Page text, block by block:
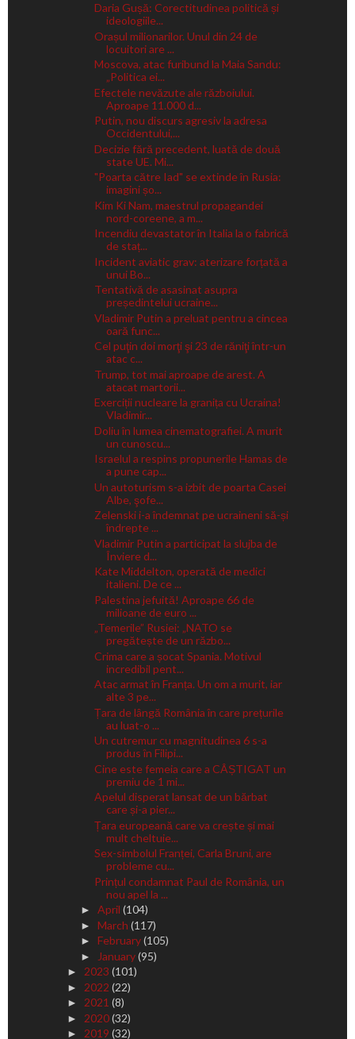
Daria Gușă: Corectitudinea politică și
ideologiile...
Orașul milionarilor. Unul din 24 de
locuitori are ...
Moscova, atac furibund la Maia Sandu:
„Politica ei...
Efectele nevăzute ale războiului.
Aproape 11.000 d...
Putin, nou discurs agresiv la adresa
Occidentului,...
Decizie fără precedent, luată de două
state UE. Mi...
"Poarta către Iad" se extinde în Rusia:
imagini șo...
Kim Ki Nam, maestrul propagandei
nord-coreene, a m...
Incendiu devastator în Italia la o fabrică
de staț...
Incident aviatic grav: aterizare forțată a
unui Bo...
Tentativă de asasinat asupra
președintelui ucraine...
Vladimir Putin a preluat pentru a cincea
oară func...
Cel puţin doi morţi şi 23 de răniţi într-un
atac c...
Trump, tot mai aproape de arest. A
atacat martorii...
Exerciții nucleare la granița cu Ucraina!
Vladimir...
Doliu în lumea cinematografiei. A murit
un cunoscu...
Israelul a respins propunerile Hamas de
a pune cap...
Un autoturism s-a izbit de poarta Casei
Albe, şofe...
Zelenski i-a îndemnat pe ucraineni să-și
îndrepte ...
Vladimir Putin a participat la slujba de
Înviere d...
Kate Middelton, operată de medici
italieni. De ce ...
Palestina jefuită! Aproape 66 de
milioane de euro ...
„Temerile” Rusiei: „NATO se
pregătește de un războ...
Crima care a șocat Spania. Motivul
incredibil pent...
Atac armat în Franța. Un om a murit, iar
alte 3 pe...
Țara de lângă România în care prețurile
au luat-o ...
Un cutremur cu magnitudinea 6 s-a
produs în Filipi...
Cine este femeia care a CÂȘTIGAT un
premiu de 1 mi...
Apelul disperat lansat de un bărbat
care și-a pier...
Țara europeană care va crește și mai
mult cheltuie...
Sex-simbolul Franței, Carla Bruni, are
probleme cu...
Prințul condamnat Paul de România, un
nou apel la ...
► April (104)
► March (117)
► February(105)
► January(95)
► 2023 (101)
► 2022 (22)
► 2021 (8)
► 2020(32)
► 2019 (32)